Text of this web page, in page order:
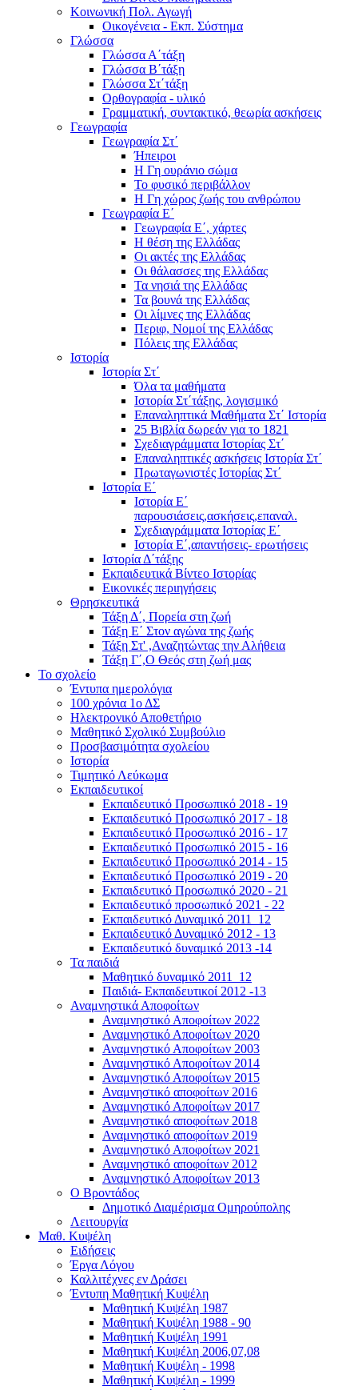
Κοινωνική Πολ. Αγωγή
Οικογένεια - Εκπ. Σύστημα
Γλώσσα
Γλώσσα Α΄τάξη
Γλώσσα Β΄τάξη
Γλώσσα Στ΄τάξη
Ορθογραφία - υλικό
Γραμματική, συντακτικό, θεωρία ασκήσεις
Γεωγραφία
Γεωγραφία Στ΄
Ήπειροι
Η Γη ουράνιο σώμα
Το φυσικό περιβάλλον
Η Γη χώρος ζωής του ανθρώπου
Γεωγραφία Ε΄
Γεωγραφία Ε΄, χάρτες
Η θέση της Ελλάδας
Οι ακτές της Ελλάδας
Οι θάλασσες της Ελλάδας
Τα νησιά της Ελλάδας
Τα βουνά της Ελλάδας
Οι λίμνες της Ελλάδας
Περιφ, Νομοί της Ελλάδας
Πόλεις της Ελλάδας
Ιστορία
Ιστορία Στ΄
Όλα τα μαθήματα
Ιστορία Στ΄τάξης, λογισμικό
Επαναληπτικά Μαθήματα Στ΄ Ιστορία
25 Βιβλία δωρεάν για το 1821
Σχεδιαγράμματα Ιστορίας Στ΄
Επαναληπτικές ασκήσεις Ιστορία Στ΄
Πρωταγωνιστές Ιστορίας Στ΄
Ιστορία Ε΄
Ιστορία Ε΄
παρουσιάσεις,ασκήσεις,επαναλ.
Σχεδιαγράμματα Ιστορίας Ε΄
Ιστορία Ε΄,απαντήσεις- ερωτήσεις
Ιστορία Δ΄τάξης
Εκπαιδευτικά Βίντεο Ιστορίας
Εικονικές περιηγήσεις
Θρησκευτικά
Τάξη Δ΄, Πορεία στη ζωή
Τάξη Ε΄ Στον αγώνα της ζωής
Τάξη Στ' ,Αναζητώντας την Αλήθεια
Τάξη Γ΄,Ο Θεός στη ζωή μας
Το σχολείο
Έντυπα ημερολόγια
100 χρόνια 1ο ΔΣ
Ηλεκτρονικό Αποθετήριο
Μαθητικό Σχολικό Συμβούλιο
Προσβασιμότητα σχολείου
Ιστορία
Τιμητικό Λεύκωμα
Εκπαιδευτικοί
Εκπαιδευτικό Προσωπικό 2018 - 19
Εκπαιδευτικό Προσωπικό 2017 - 18
Εκπαιδευτικό Προσωπικό 2016 - 17
Εκπαιδευτικό Προσωπικό 2015 - 16
Εκπαιδευτικό Προσωπικό 2014 - 15
Εκπαιδευτικό Προσωπικό 2019 - 20
Εκπαιδευτικό Προσωπικό 2020 - 21
Εκπαιδευτικό προσωπικό 2021 - 22
Εκπαιδευτικό Δυναμικό 2011_12
Εκπαιδευτικό Δυναμικό 2012 - 13
Εκπαιδευτικό δυναμικό 2013 -14
Τα παιδιά
Μαθητικό δυναμικό 2011_12
Παιδιά- Εκπαιδευτικοί 2012 -13
Αναμνηστικά Αποφοίτων
Αναμνηστικό Αποφοίτων 2022
Αναμνηστικό Αποφοίτων 2020
Αναμνηστικό Αποφοίτων 2003
Αναμνηστικό Αποφοίτων 2014
Αναμνηστικό Αποφοίτων 2015
Αναμνηστικό αποφοίτων 2016
Αναμνηστικό Αποφοίτων 2017
Αναμνηστικό αποφοίτων 2018
Αναμνηστικό αποφοίτων 2019
Αναμνηστικό Αποφοίτων 2021
Αναμνηστικό αποφοίτων 2012
Αναμνηστικό Αποφοίτων 2013
Ο Βροντάδος
Δημοτικό Διαμέρισμα Ομηρούπολης
Λειτουργία
Μαθ. Κυψέλη
Ειδήσεις
Έργα Λόγου
Καλλιτέχνες εν Δράσει
Έντυπη Μαθητική Κυψέλη
Μαθητική Κυψέλη 1987
Μαθητική Κυψέλη 1988 - 90
Μαθητική Κυψέλη 1991
Μαθητική Κυψέλη 2006,07,08
Μαθητική Κυψέλη - 1998
Μαθητική Κυψέλη - 1999